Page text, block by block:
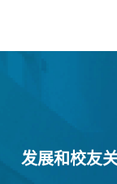
发展和校友